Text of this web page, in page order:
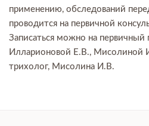
применению, обследований
проводится на первичной
Записаться можно на
Илларионовой Е.В., Мисолиной
трихолог, Мисолина И.В.